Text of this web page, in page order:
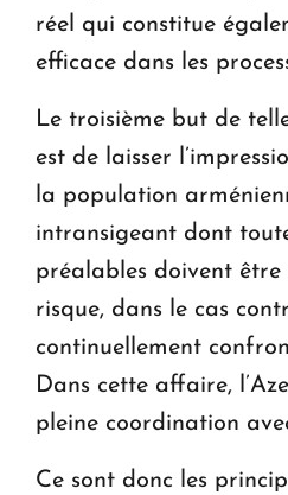
réel qui constitue
efficace dans les
Le troisième but de
est de laisser
la population
intransigeant dont
préalables doivent être
risque, dans le cas
continuellement
Dans cette affaire,
pleine coordination
Ce sont donc les